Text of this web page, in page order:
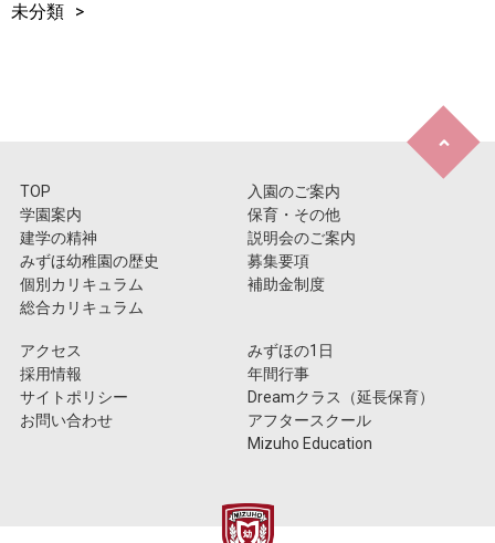
未分類
TOP
学園案内
建学の精神
みずほ幼稚園の歴史
個別カリキュラム
総合カリキュラム
入園のご案内
保育・その他
説明会のご案内
募集要項
補助金制度
アクセス
採用情報
サイトポリシー
お問い合わせ
みずほの1日
年間行事
Dreamクラス（延長保育）
アフタースクール
Mizuho Education